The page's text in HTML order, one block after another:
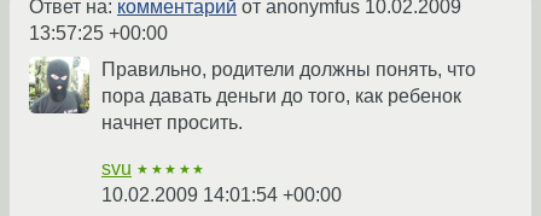
Ответ на: комментарий от anonymfus 10.02.2009
13:57:25 +00:00
Правильно, родители должны понять, что
пора давать деньги до того, как ребенок
начнет просить.
svu ★★★★★
10.02.2009 14:01:54 +00:00